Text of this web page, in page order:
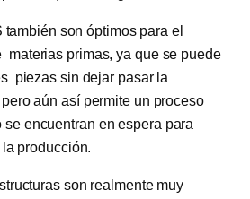
son óptimos para el
materias primas, ya que se puede
piezas sin dejar pasar la
aún así permite un proceso
encuentran en espera para
producción.
son realmente muy